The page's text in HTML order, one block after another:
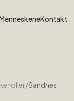
MenneskeneKontakt
roller/Sandnes